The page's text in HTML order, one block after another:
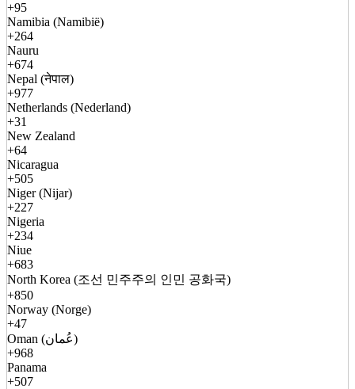
+95
Namibia (Namibië)
+264
Nauru
+674
Nepal (नेपाल)
+977
Netherlands (Nederland)
+31
New Zealand
+64
Nicaragua
+505
Niger (Nijar)
+227
Nigeria
+234
Niue
+683
North Korea (조선 민주주의 인민 공화국)
+850
Norway (Norge)
+47
Oman (عُمان)
+968
Panama
+507